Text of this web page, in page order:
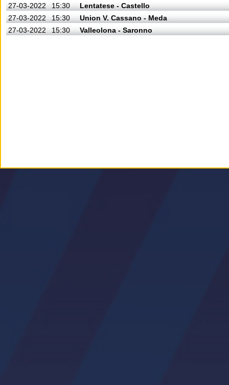
27-03-2022
15:30
Lentatese - Castello
27-03-2022
15:30
Union V. Cassano - Meda
27-03-2022
15:30 Valleolona - Saronno